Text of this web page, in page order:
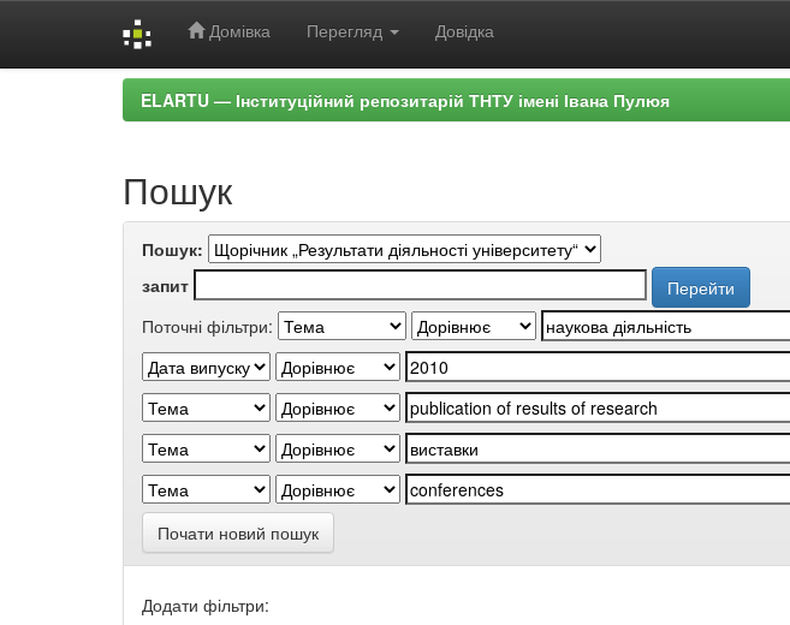
Домівка Перегляд Довідка
ELARTU — Інституційний репозитарій ТНТУ імені Івана Пулюя
Пошук
Пошук:
запит
Поточні фільтри:
Почати новий пошук
Додати фільтри: